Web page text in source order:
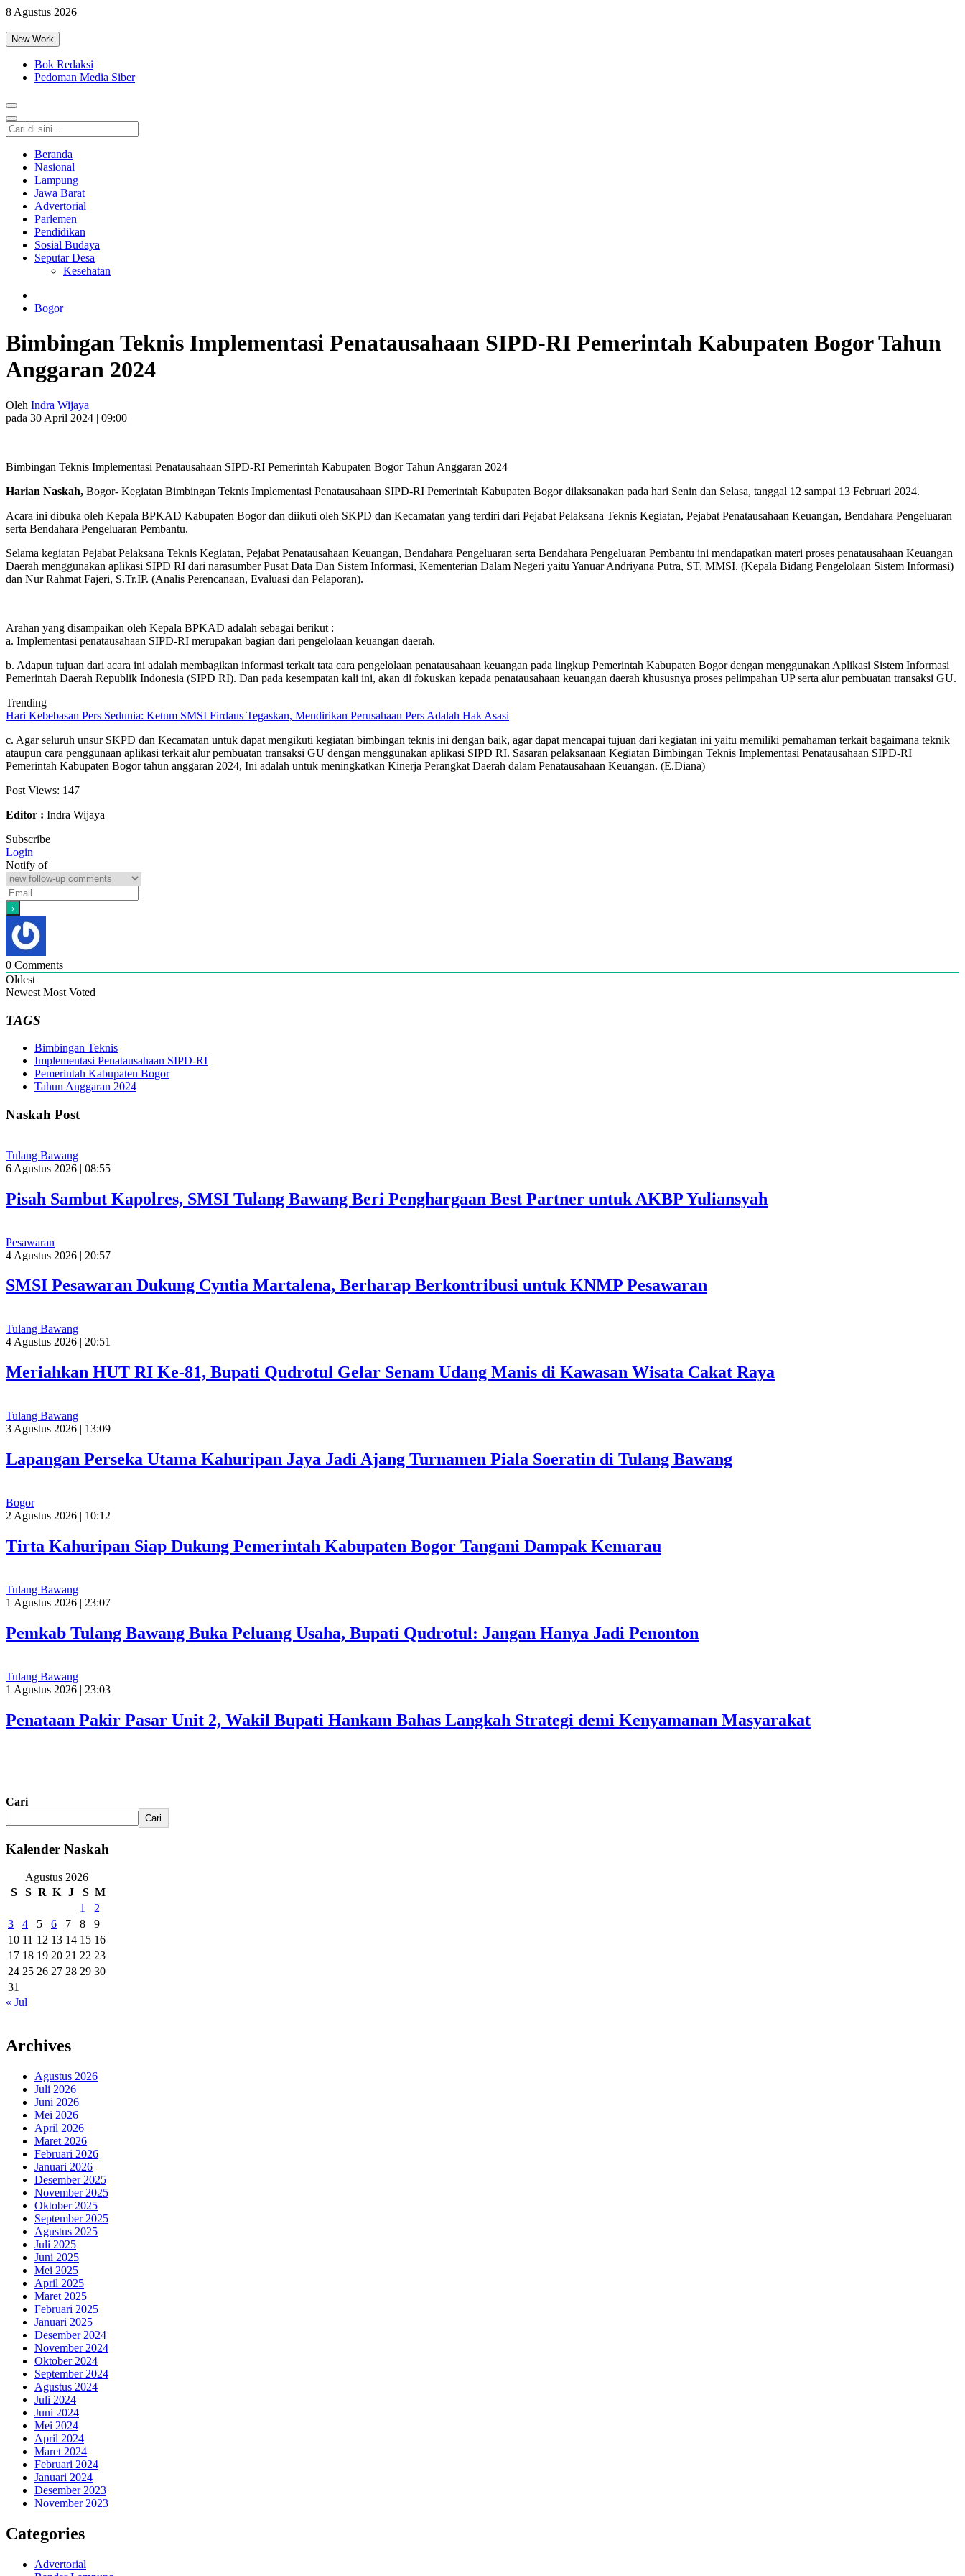
8 Agustus 2026
New Work
Bok Redaksi
Pedoman Media Siber
Beranda
Nasional
Lampung
Jawa Barat
Advertorial
Parlemen
Pendidikan
Sosial Budaya
Seputar Desa
Kesehatan
Bogor
Bimbingan Teknis Implementasi Penatausahaan SIPD-RI Pemerintah Kabupaten Bogor Tahun
Anggaran 2024
Oleh Indra Wijaya
pada 30 April 2024 | 09:00
Bimbingan Teknis Implementasi Penatausahaan SIPD-RI Pemerintah Kabupaten Bogor Tahun Anggaran 2024
Harian Naskah, Bogor- Kegiatan Bimbingan Teknis Implementasi Penatausahaan SIPD-RI Pemerintah Kabupaten Bogor dilaksanakan pada hari Senin dan Selasa, tanggal 12 sampai 13 Februari 2024.
Acara ini dibuka oleh Kepala BPKAD Kabupaten Bogor dan diikuti oleh SKPD dan Kecamatan yang terdiri dari Pejabat Pelaksana Teknis Kegiatan, Pejabat Penatausahaan Keuangan, Bendahara Pengeluaran
serta Bendahara Pengeluaran Pembantu.
Selama kegiatan Pejabat Pelaksana Teknis Kegiatan, Pejabat Penatausahaan Keuangan, Bendahara Pengeluaran serta Bendahara Pengeluaran Pembantu ini mendapatkan materi proses penatausahaan Keuangan
Daerah menggunakan aplikasi SIPD RI dari narasumber Pusat Data Dan Sistem Informasi, Kementerian Dalam Negeri yaitu Yanuar Andriyana Putra, ST, MMSI. (Kepala Bidang Pengelolaan Sistem Informasi)
dan Nur Rahmat Fajeri, S.Tr.IP. (Analis Perencanaan, Evaluasi dan Pelaporan).
Arahan yang disampaikan oleh Kepala BPKAD adalah sebagai berikut :
a. Implementasi penatausahaan SIPD-RI merupakan bagian dari pengelolaan keuangan daerah.
b. Adapun tujuan dari acara ini adalah membagikan informasi terkait tata cara pengelolaan penatausahaan keuangan pada lingkup Pemerintah Kabupaten Bogor dengan menggunakan Aplikasi Sistem Informasi
Pemerintah Daerah Republik Indonesia (SIPD RI). Dan pada kesempatan kali ini, akan di fokuskan kepada penatausahaan keuangan daerah khususnya proses pelimpahan UP serta alur pembuatan transaksi GU.
Trending
Hari Kebebasan Pers Sedunia: Ketum SMSI Firdaus Tegaskan, Mendirikan Perusahaan Pers Adalah Hak Asasi
c. Agar seluruh unsur SKPD dan Kecamatan untuk dapat mengikuti kegiatan bimbingan teknis ini dengan baik, agar dapat mencapai tujuan dari kegiatan ini yaitu memiliki pemahaman terkait bagaimana teknik
ataupun cara penggunaan aplikasi terkait alur pembuatan transaksi GU dengan menggunakan aplikasi SIPD RI. Sasaran pelaksanaan Kegiatan Bimbingan Teknis Implementasi Penatausahaan SIPD-RI
Pemerintah Kabupaten Bogor tahun anggaran 2024, Ini adalah untuk meningkatkan Kinerja Perangkat Daerah dalam Penatausahaan Keuangan. (E.Diana)
Post Views: 147
Editor : Indra Wijaya
Subscribe
Login
Notify of
0 Comments
Oldest
Newest Most Voted
TAGS
Bimbingan Teknis
Implementasi Penatausahaan SIPD-RI
Pemerintah Kabupaten Bogor
Tahun Anggaran 2024
Naskah Post
Tulang Bawang
6 Agustus 2026 | 08:55
Pisah Sambut Kapolres, SMSI Tulang Bawang Beri Penghargaan Best Partner untuk AKBP Yuliansyah
Pesawaran
4 Agustus 2026 | 20:57
SMSI Pesawaran Dukung Cyntia Martalena, Berharap Berkontribusi untuk KNMP Pesawaran
Tulang Bawang
4 Agustus 2026 | 20:51
Meriahkan HUT RI Ke-81, Bupati Qudrotul Gelar Senam Udang Manis di Kawasan Wisata Cakat Raya
Tulang Bawang
3 Agustus 2026 | 13:09
Lapangan Perseka Utama Kahuripan Jaya Jadi Ajang Turnamen Piala Soeratin di Tulang Bawang
Bogor
2 Agustus 2026 | 10:12
Tirta Kahuripan Siap Dukung Pemerintah Kabupaten Bogor Tangani Dampak Kemarau
Tulang Bawang
1 Agustus 2026 | 23:07
Pemkab Tulang Bawang Buka Peluang Usaha, Bupati Qudrotul: Jangan Hanya Jadi Penonton
Tulang Bawang
1 Agustus 2026 | 23:03
Penataan Pakir Pasar Unit 2, Wakil Bupati Hankam Bahas Langkah Strategi demi Kenyamanan Masyarakat
Cari
Cari
Kalender Naskah
Agustus 2026
S
S R K J S M
1
2
3
4 5 6 7 8
9
10 11 12 13 14 15 16
17 18 19 20 21 22 23
24 25 26 27 28 29 30
31
« Jul
Archives
Agustus 2026
Juli 2026
Juni 2026
Mei 2026
April 2026
Maret 2026
Februari 2026
Januari 2026
Desember 2025
November 2025
Oktober 2025
September 2025
Agustus 2025
Juli 2025
Juni 2025
Mei 2025
April 2025
Maret 2025
Februari 2025
Januari 2025
Desember 2024
November 2024
Oktober 2024
September 2024
Agustus 2024
Juli 2024
Juni 2024
Mei 2024
April 2024
Maret 2024
Februari 2024
Januari 2024
Desember 2023
November 2023
Categories
Advertorial